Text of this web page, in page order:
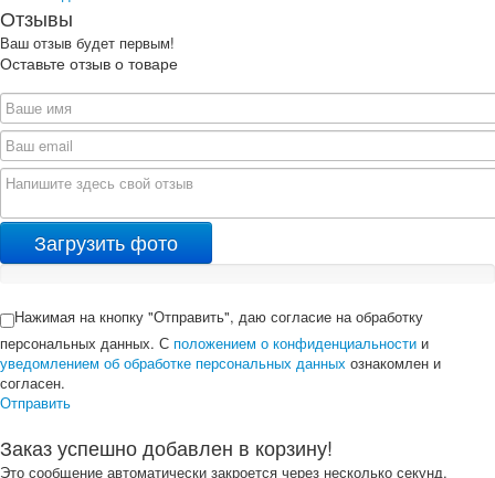
Отзывы
Ваш отзыв будет первым!
Оставьте отзыв о товаре
Загрузить фото
Нажимая на кнопку "Отправить", даю согласие на обработку
персональных данных. С положением о конфиденциальности и
уведомлением об обработке персональных данных ознакомлен и
согласен.
Отправить
Заказ успешно добавлен в корзину!
Это сообщение автоматически закроется через несколько секунд.